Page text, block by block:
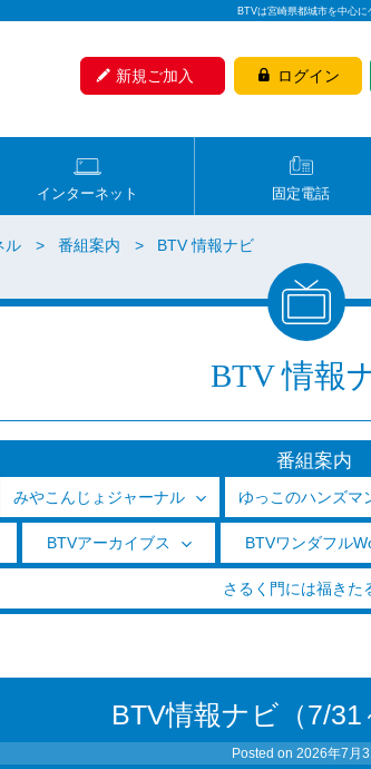
BTVは宮崎県都城市を中心
新規ご加入 ログイン
インターネット 固定電話
ル 番組案内 BTV 情報ナビ
BTV 情報
番組案内
みやこんじょジャーナル ゆっこのハンズマ
BTVアーカイブス BTVワンダフル
さるく門には福きた
BTV情報ナビ（7/31
Posted on2026年7月